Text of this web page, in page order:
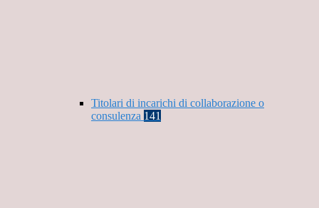
Titolari di incarichi di collaborazione o
consulenza 141